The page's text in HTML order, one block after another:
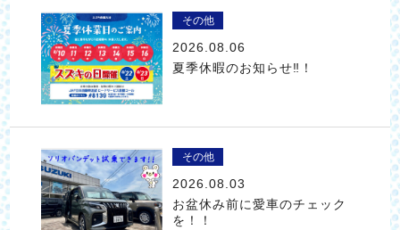
その他
2026.08.06
夏季休暇のお知らせ‼！
その他
2026.08.03
お盆休み前に愛車のチェック
を！！